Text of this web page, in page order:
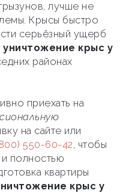
лучше не
Крысы быстро
серьёзный ущерб
уничтожение крыс у
районах
приехать на
на сайте или
550-60-42, чтобы
и полностью
квартиры
крыс у